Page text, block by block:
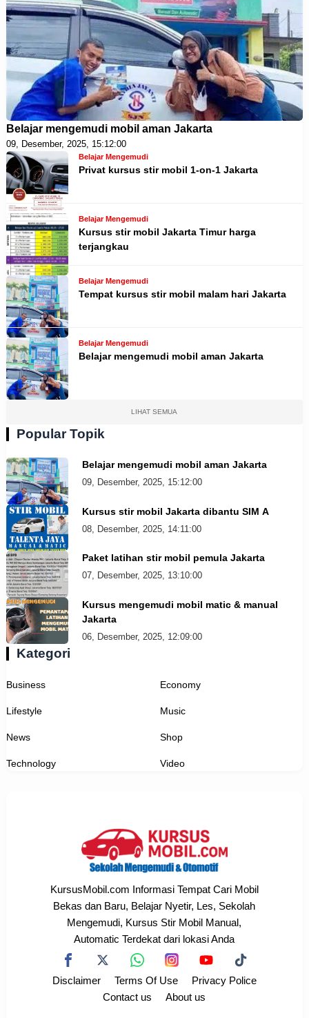
Belajar mengemudi mobil aman Jakarta
09, Desember, 2025, 15:12:00
Belajar Mengemudi
Privat kursus stir mobil 1-on-1 Jakarta
Belajar Mengemudi
Kursus stir mobil Jakarta Timur harga
terjangkau
Belajar Mengemudi
Tempat kursus stir mobil malam hari Jakarta
Belajar Mengemudi
Belajar mengemudi mobil aman Jakarta
LIHAT SEMUA
Popular Topik
Belajar mengemudi mobil aman Jakarta
09, Desember, 2025, 15:12:00
Kursus stir mobil Jakarta dibantu SIM A
08, Desember, 2025, 14:11:00
Paket latihan stir mobil pemula Jakarta
07, Desember, 2025, 13:10:00
Kursus mengemudi mobil matic & manual
Jakarta
06, Desember, 2025, 12:09:00
Kategori
Business Economy
Lifestyle Music
News Shop
Technology Video
KursusMobil.com Informasi Tempat Cari Mobil
Bekas dan Baru, Belajar Nyetir, Les, Sekolah
Mengemudi, Kursus Stir Mobil Manual,
Automatic Terdekat dari lokasi Anda
Disclaimer Terms Of Use
Privacy Police
Contact us
About us